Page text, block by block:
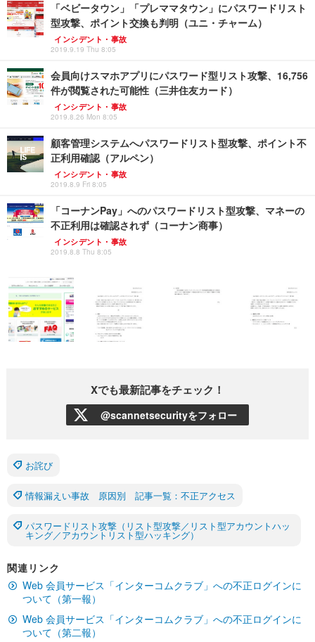
「ベビータウン」「プレママタウン」にパスワードリスト
型攻撃、ポイント交換も判明（ユニ・チャーム）
インシデント・事故
2019.9.19 Thu 8:05
会員向けスマホアプリにパスワード型リスト攻撃、16,756
件が閲覧された可能性（三井住友カード）
インシデント・事故
2019.8.26 Mon 8:05
顧客管理システムへパスワードリスト型攻撃、ポイント不
正利用確認（アルペン）
インシデント・事故
2019.8.9 Fri 8:05
「コーナンPay」へのパスワードリスト型攻撃、マネーの
不正利用は確認されず（コーナン商事）
インシデント・事故
2019.8.8 Thu 8:05
Xでも最新記事をチェック！
@scannetsecurityをフォロー
お詫び
情報漏えい事故 原因別 記事一覧：不正アクセス
パスワードリスト攻撃（リスト型攻撃／リスト型アカウントハッ
キング／アカウントリスト型ハッキング）
関連リンク
Web 会員サービス「インターコムクラブ」への不正ログインに
ついて（第一報）
Web 会員サービス「インターコムクラブ」への不正ログインに
ついて（第二報）